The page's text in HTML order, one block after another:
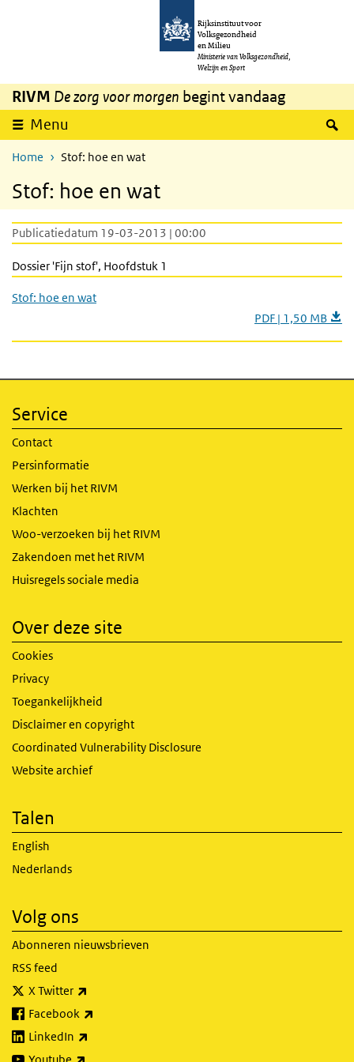
Overslaan en naar de inhoud gaan
Rijksinstituut voor
Volksgezondheid
en Milieu
Ministerie van Volksgezondheid,
Welzijn en Sport
RIVM De zorg voor morgen begint vandaag
Menu
Home Stof: hoe en wat
Stof: hoe en wat
Publicatiedatum 19-03-2013 | 00:00
Dossier 'Fijn stof', Hoofdstuk 1
Stof: hoe en wat
PDF | 1,50 MB
Service
Contact
Persinformatie
Werken bij het RIVM
Klachten
Woo-verzoeken bij het RIVM
Zakendoen met het RIVM
Huisregels sociale media
Over deze site
Cookies
Privacy
Toegankelijkheid
Disclaimer en copyright
Coordinated Vulnerability Disclosure
Website archief
Talen
English
Nederlands
Volg ons
Abonneren nieuwsbrieven
RSS feed
X Twitter
Facebook
LinkedIn